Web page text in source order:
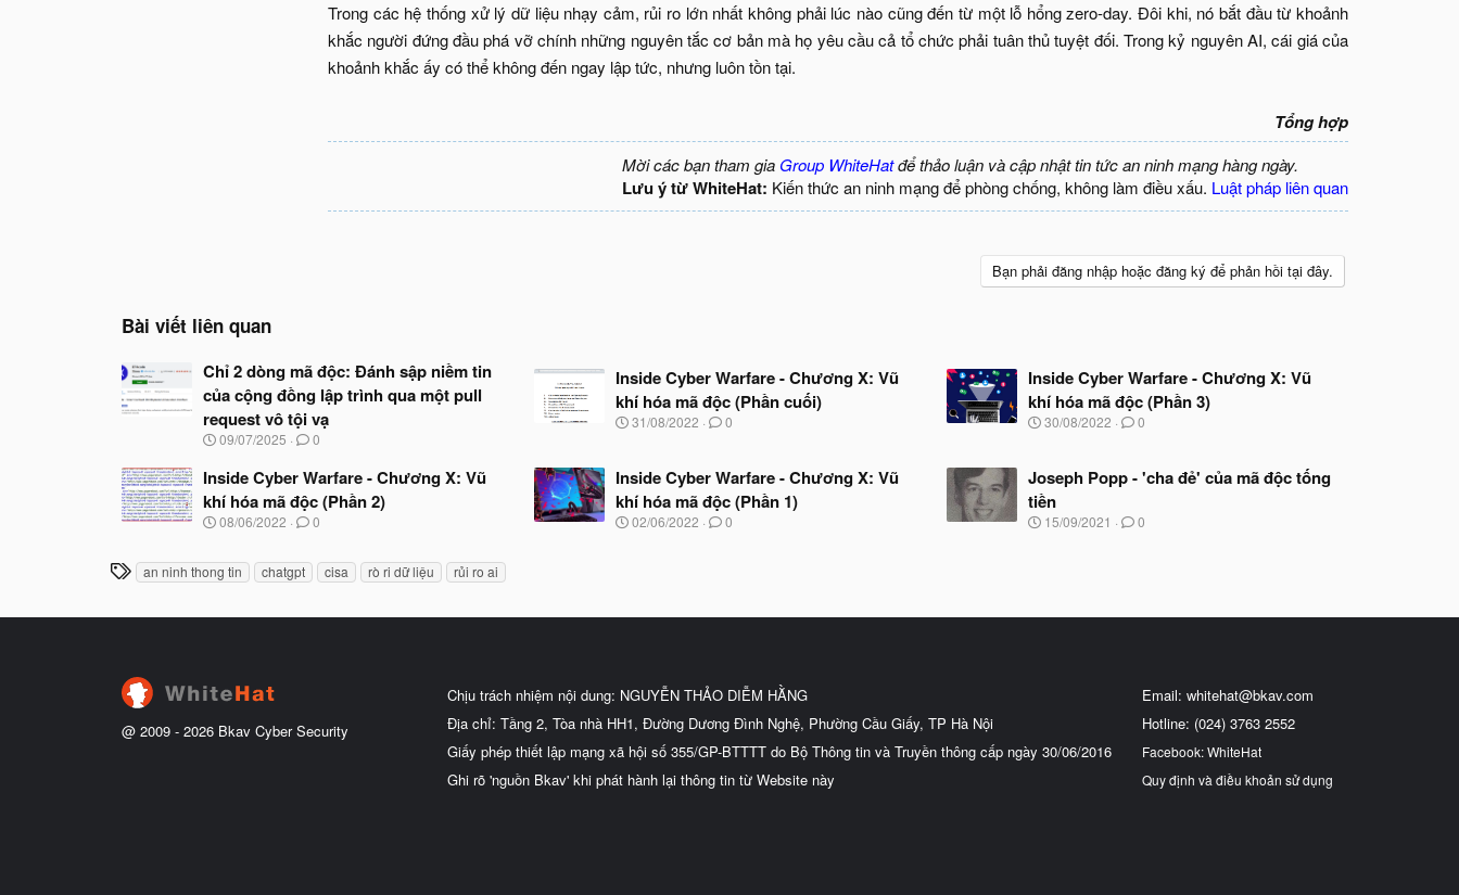
Trong các hệ thống xử lý dữ liệu nhạy cảm, rủi ro lớn nhất không phải lúc nào cũng đến từ một lỗ hổng zero-day. Đôi khi, nó bắt đầu từ khoảnh
khắc người đứng đầu phá vỡ chính những nguyên tắc cơ bản mà họ yêu cầu cả tổ chức phải tuân thủ tuyệt đối. Trong kỷ nguyên AI, cái giá của
khoảnh khắc ấy có thể không đến ngay lập tức, nhưng luôn tồn tại.
Tổng hợp
Mời các bạn tham gia Group WhiteHatđể thảo luận và cập nhật tin tức an ninh mạng hàng ngày.
Lưu ý từ WhiteHat: Kiến thức an ninh mạng để phòng chống, không làm điều xấu. Luật pháp liên quan
Bạn phải đăng nhập hoặc đăng ký để phản hồi tại đây.
Bài viết liên quan
Chỉ 2 dòng mã độc: Đánh sập niềm tin
của cộng đồng lập trình qua một pull
request vô tội vạ
N
à
y
b
ắ
đ
ầ
09/07/2025 0
Inside Cyber Warfare - Chương X: Vũ
khí hóa mã độc (Phần cuối)
N
y
b
ắ
t
31/08/2022 0
Inside Cyber Warfare - Chương X: Vũ
khí hóa mã độc (Phần 3)
N
y
b
ắ
t
30/08/2022 0
Inside Cyber Warfare - Chương X: Vũ
khí hóa mã độc (Phần 2)
N
y
08/06/2022 0
Inside Cyber Warfare - Chương X: Vũ
khí hóa mã độc (Phần 1)
N
02/06/2022 0
Joseph Popp - 'cha đẻ' của mã độc tống
tiền
N
15/09/2021 0
T
ẻ
an ninh thong tin chatgpt cisa rò ri dữ liệu rủi ro ai
@ 2009 - 2026 Bkav Cyber Security
Chịu trách nhiệm nội dung: NGUYỄN THẢO DIỄM HẰNG
Địa chỉ: Tầng 2, Tòa nhà HH1, Đường Dương Đình Nghệ, Phường Cầu Giấy, TP Hà Nội
Giấy phép thiết lập mạng xã hội số 355/GP-BTTTT do Bộ Thông tin và Truyền thông cấp ngày 30/06/2016
Ghi rõ 'nguồn Bkav' khi phát hành lại thông tin từ Website này
Email: whitehat@bkav.com
Hotline: (024) 3763 2552
Facebook: WhiteHat
Quy định và điều khoản sử dụng